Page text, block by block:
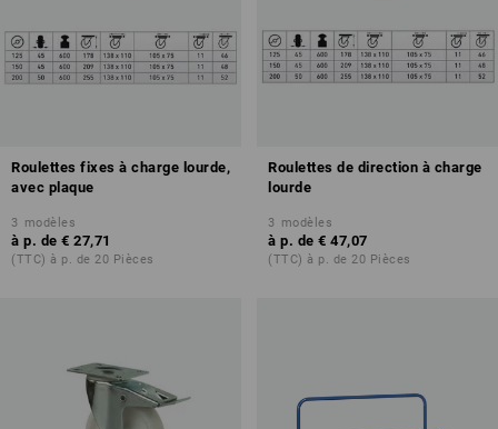
Roulettes fixes à charge lourde,
avec plaque
3 modèles
à p. de € 27,71
(TTC) à p. de 20 Pièces
Roulettes de direction à charge
lourde
3 modèles
à p. de € 47,07
(TTC) à p. de 20 Pièces